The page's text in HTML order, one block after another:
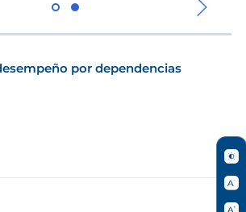
›
por dependencias